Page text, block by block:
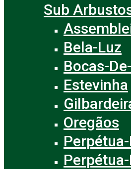
Sub
Bela-Luz
Bocas-
Estevinha
Oregãos